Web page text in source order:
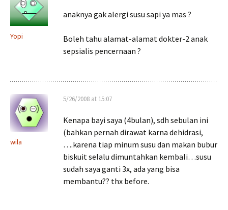
Yopi
anaknya gak alergi susu sapi ya mas ?
Boleh tahu alamat-alamat dokter-2 anak
sepsialis pencernaan ?
wila
5/26/2008 at 15:07
Kenapa bayi saya (4bulan), sdh sebulan ini
(bahkan pernah dirawat karna dehidrasi,
….karena tiap minum susu dan makan bubur
biskuit selalu dimuntahkan kembali…susu
sudah saya ganti 3x, ada yang bisa
membantu?? thx before.